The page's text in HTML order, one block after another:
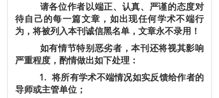
请各位作者以端正、认真、严谨的态度对
待自己的每一篇文章，如出现任何学术不端行
为，将被列入本刊诚信黑名单，文章永不录用！
如有情节特别恶劣者，本刊还将视其影响
严重程度，酌情做出如下处理：
1. 将所有学术不端情况如实反馈给作者的
导师或主管单位；